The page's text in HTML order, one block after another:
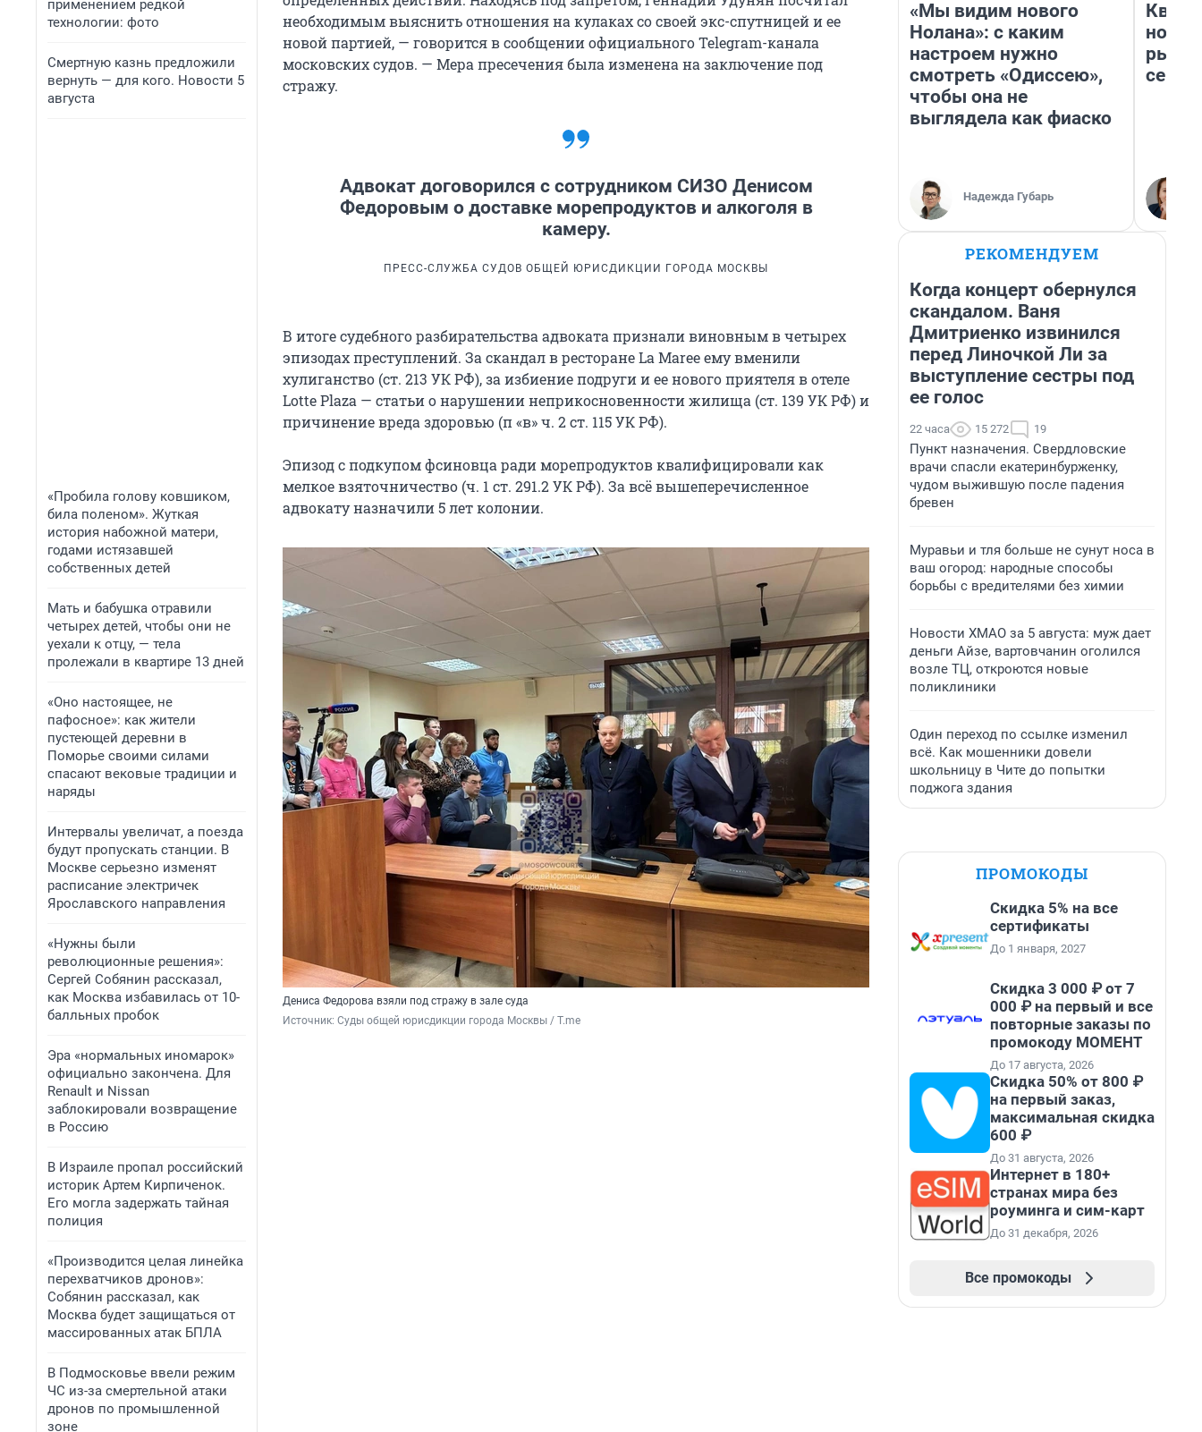
применением редкой
технологии: фото
Смертную казнь предложили
вернуть — для кого. Новости 5
августа
«Пробила голову ковшиком,
била поленом». Жуткая
история набожной матери,
годами истязавшей
собственных детей
Мать и бабушка отравили
четырех детей, чтобы они не
уехали к отцу, — тела
пролежали в квартире 13 дней
«Оно настоящее, не
пафосное»: как жители
пустеющей деревни в
Поморье своими силами
спасают вековые традиции и
наряды
Интервалы увеличат, а поезда
будут пропускать станции. В
Москве серьезно изменят
расписание электричек
Ярославского направления
«Нужны были
революционные решения»:
Сергей Собянин рассказал,
как Москва избавилась от 10-
балльных пробок
Эра «нормальных иномарок»
официально закончена. Для
Renault и Nissan
заблокировали возвращение
в Россию
В Израиле пропал российский
историк Артем Кирпиченок.
Его могла задержать тайная
полиция
«Производится целая линейка
перехватчиков дронов»:
Собянин рассказал, как
Москва будет защищаться от
массированных атак БПЛА
В Подмосковье ввели режим
ЧС из-за смертельной атаки
дронов по промышленной
зоне
необходимым выяснить отношения на кулаках со своей экс-спутницей и ее
новой партией, — говорится в сообщении официального Telegram-канала
московских судов. — Мера пресечения была изменена на заключение под
стражу.
Адвокат договорился с сотрудником СИЗО Денисом
Федоровым о доставке морепродуктов и алкоголя в
камеру.
ПРЕСС-СЛУЖБА СУДОВ ОБЩЕЙ ЮРИСДИКЦИИ ГОРОДА МОСКВЫ
В итоге судебного разбирательства адвоката признали виновным в четырех
эпизодах преступлений. За скандал в ресторане La Maree ему вменили
хулиганство (ст. 213 УК РФ), за избиение подруги и ее нового приятеля в отеле
Lotte Plaza — статьи о нарушении неприкосновенности жилища (ст. 139 УК РФ) и
причинение вреда здоровью (п «в» ч. 2 ст. 115 УК РФ).
Эпизод с подкупом фсиновца ради морепродуктов квалифицировали как
мелкое взяточничество (ч. 1 ст. 291.2 УК РФ). За всё вышеперечисленное
адвокату назначили 5 лет колонии.
Дениса Федорова взяли под стражу в зале суда
Источник: Суды общей юрисдикции города Москвы / T.me
«Мы видим нового
Нолана»: с каким
настроем нужно
смотреть «Одиссею»,
чтобы она не
выглядела как фиаско
Надежда Губарь
но
РЕКОМЕНДУЕМ
Когда концерт обернулся
скандалом. Ваня
Дмитриенко извинился
перед Линочкой Ли за
выступление сестры под
ее голос
22 часа 15 272 19
Пункт назначения. Свердловские
врачи спасли екатеринбурженку,
чудом выжившую после падения
бревен
Муравьи и тля больше не сунут носа в
ваш огород: народные способы
борьбы с вредителями без химии
Новости ХМАО за 5 августа: муж дает
деньги Айзе, вартовчанин оголился
возле ТЦ, откроются новые
поликлиники
Один переход по ссылке изменил
всё. Как мошенники довели
школьницу в Чите до попытки
поджога здания
ПРОМОКОДЫ
Скидка 5% на все
сертификаты
До 1 января, 2027
Скидка 3 000 ₽ от 7
000 ₽ на первый и все
повторные заказы по
промокоду МОМЕНТ
До 17 августа, 2026
Скидка 50% от 800 ₽
на первый заказ,
максимальная скидка
600 ₽
До 31 августа, 2026
Интернет в 180+
странах мира без
роуминга и сим-карт
До 31 декабря, 2026
Все промокоды